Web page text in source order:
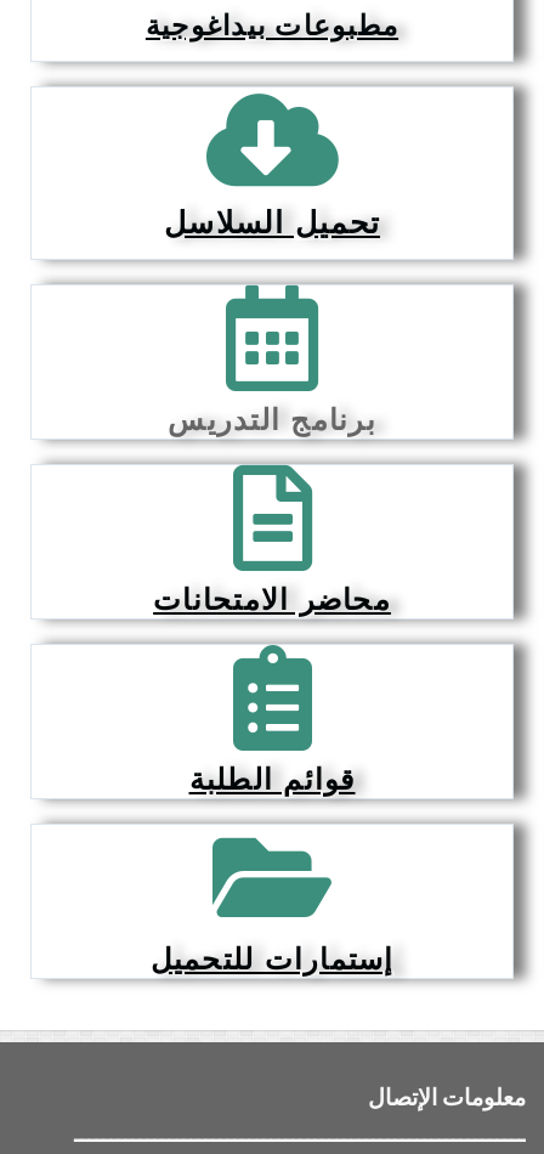
مطبوعات بيداغوجية
تحميل السلاسل
برنامج التدريس
محاضر الامتحانات
قوائم الطلبة
إستمارات للتحميل
معلومات الإتصال
ــــــــــــــــــــــــــــــــــــــــــــــــــــــــــــــ